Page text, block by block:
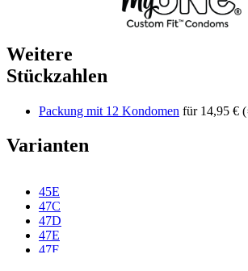
Weitere
Stückzahlen
Packung mit 12 Kondomen für 14,95 €
Varianten
45E
47C
47D
47E
47F